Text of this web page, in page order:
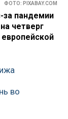
ФОТО: PIXABAY.COM
за пандемии
четверг
во